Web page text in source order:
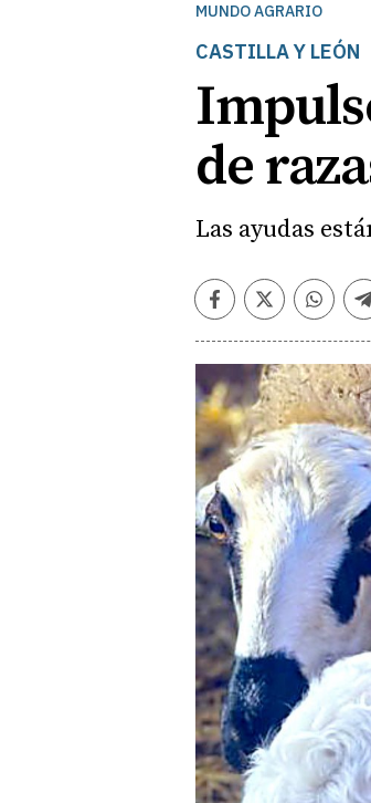
MUNDO AGRARIO
CASTILLA Y LEÓN
de
Las ayudas
Facebook
Twitter